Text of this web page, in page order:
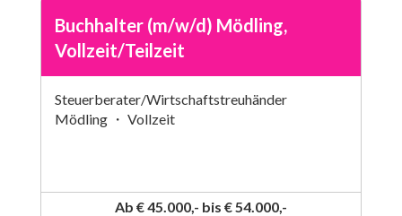
Buchhalter (m/w/d) Mödling,
Vollzeit/Teilzeit
Steuerberater/Wirtschaftstreuhänder
Mödling ・ Vollzeit
Ab € 45.000,- bis € 54.000,-